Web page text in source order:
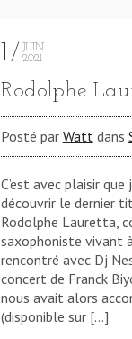
1
JUIN
2021
Rodolphe
Posté par Watt dans
C’est avec plaisir
découvrir le dernier
Rodolphe Lauretta,
saxophoniste vivant
rencontré avec Dj
concert de Franck
nous avait alors
(disponible sur […]